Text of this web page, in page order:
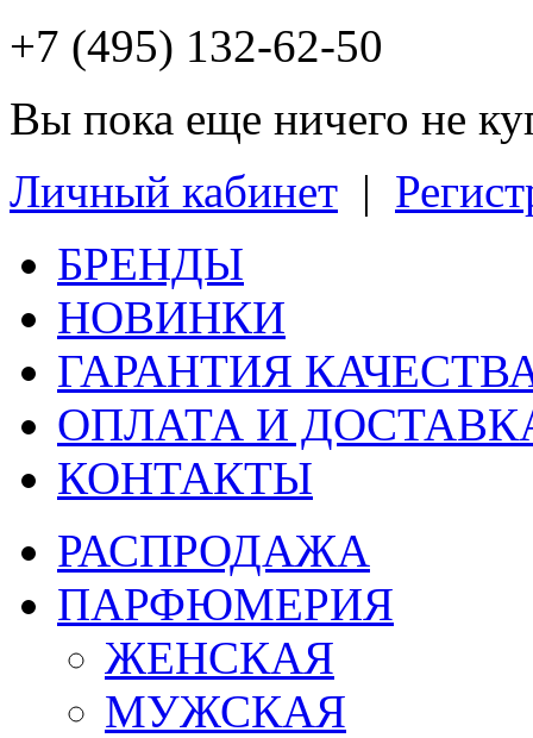
+7 (495) 132-62-50
Вы пока еще ничего не
Личный кабинет |
БРЕНДЫ
НОВИНКИ
ГАРАНТИЯ
ОПЛАТА И
КОНТАКТЫ
РАСПРОДАЖА
ПАРФЮМЕРИЯ
ЖЕНСКАЯ
МУЖСКАЯ